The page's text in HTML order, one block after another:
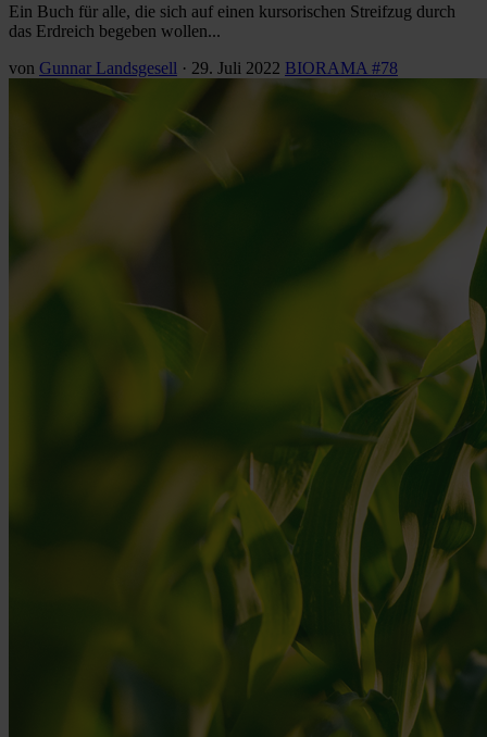
Ein Buch für alle, die sich auf einen kursorischen Streifzug durch
das Erdreich begeben wollen...
von Gunnar Landsgesell · 29. Juli 2022 BIORAMA #78